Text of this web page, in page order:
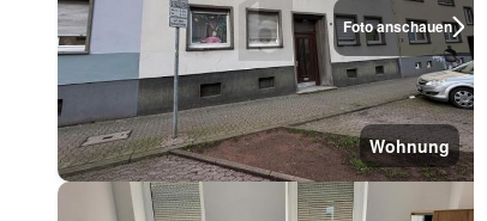
Foto anschauen
Wohnung